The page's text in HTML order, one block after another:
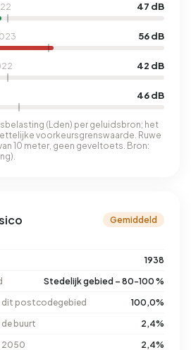
47 dB
56 dB
42 dB
46 dB
(Lden) per geluidsbron; het
voorkeursgrenswaarde. Ruwe
10 meter, geen geveltoets. Bron:
Gemiddeld
1938
Stedelijk gebied – 80-100 %
dit postcodegebied
100,0%
buurt
2,4%
2050
2,4%